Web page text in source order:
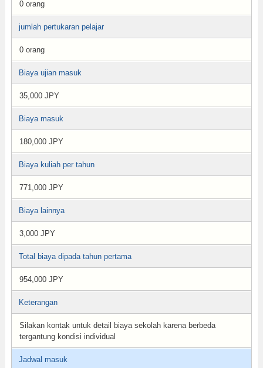
0 orang
jumlah pertukaran pelajar
0 orang
Biaya ujian masuk
35,000 JPY
Biaya masuk
180,000 JPY
Biaya kuliah per tahun
771,000 JPY
Biaya lainnya
3,000 JPY
Total biaya dipada tahun pertama
954,000 JPY
Keterangan
Silakan kontak untuk detail biaya sekolah karena berbeda
tergantung kondisi individual
Jadwal masuk